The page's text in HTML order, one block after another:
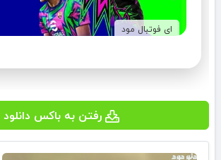
ای فوتبال مود
رفتن به باکس دانلود